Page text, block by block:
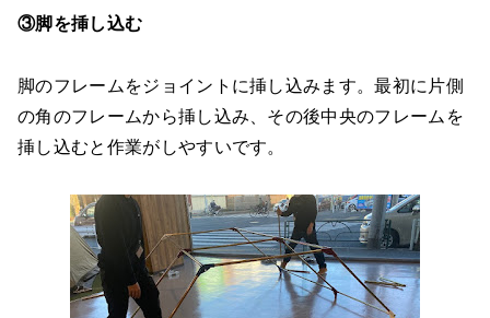
③脚を挿し込む
脚のフレームをジョイントに挿し込みます。最初に片側
の角のフレームから挿し込み、その後中央のフレームを
挿し込むと作業がしやすいです。